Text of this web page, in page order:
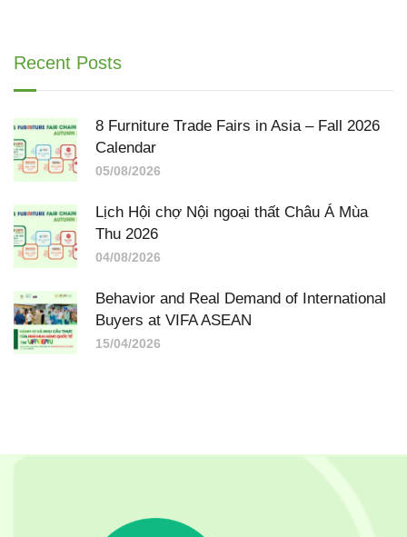
Recent Posts
8 Furniture Trade Fairs in Asia – Fall 2026
Calendar
05/08/2026
Lịch Hội chợ Nội ngoại thất Châu Á Mùa
Thu 2026
04/08/2026
Behavior and Real Demand of International
Buyers at VIFA ASEAN
15/04/2026